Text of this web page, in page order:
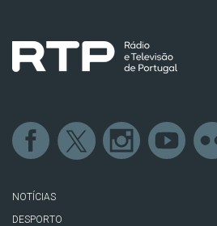
NOTÍCIAS
DESPORTO